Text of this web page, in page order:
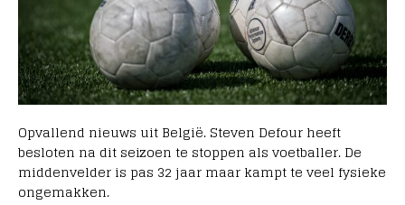
Opvallend nieuws uit België. Steven Defour heeft
besloten na dit seizoen te stoppen als voetballer. De
middenvelder is pas 32 jaar maar kampt te veel fysieke
ongemakken.